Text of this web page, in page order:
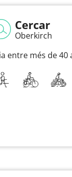
Cercar
Oberkirch
entre més de 40